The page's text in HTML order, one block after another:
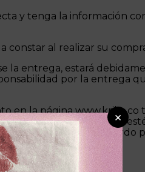
y tenga la información
constar al realizar su
la entrega, estará
por la entrega
en la página
de su compra
de no estar de acuerdo
×